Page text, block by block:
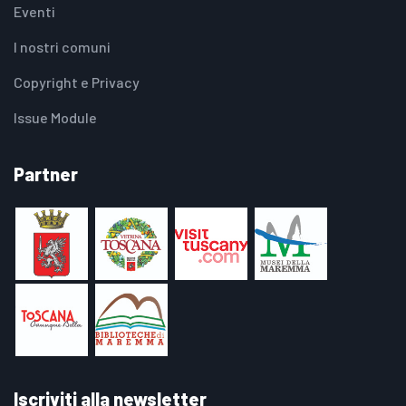
Eventi
I nostri comuni
Copyright e Privacy
Issue Module
Partner
Iscriviti alla newsletter